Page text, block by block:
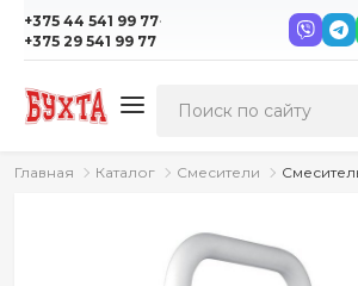
+375 44 541 99 77·
+375 29 541 99 77
Главная Каталог Смесители